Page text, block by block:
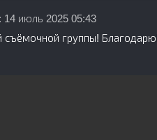
14 июль 2025 05:43
съёмочной группы!